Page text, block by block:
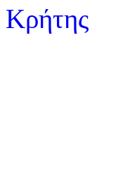
Κρήτης